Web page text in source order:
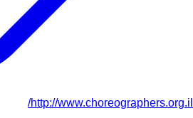
http://www.choreographers.org.il/